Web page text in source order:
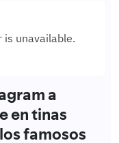
a
en tinas
famosos